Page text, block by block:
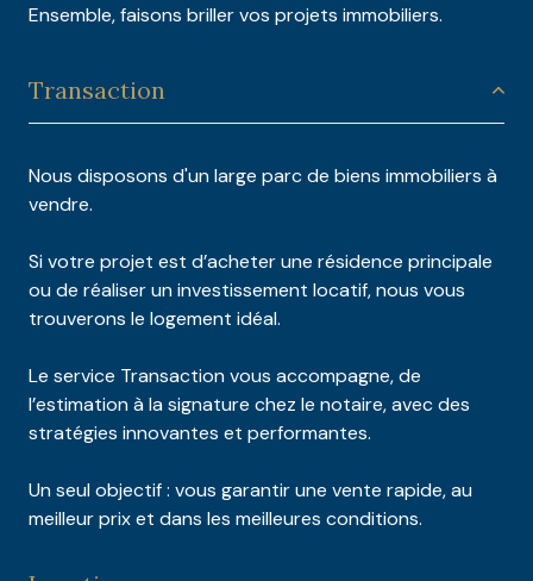
Ensemble, faisons briller vos projets immobiliers.
Transaction
Nous disposons d'un large parc de biens immobiliers à
vendre.
Si votre projet est d’acheter une résidence principale
ou de réaliser un investissement locatif, nous vous
trouverons le logement idéal.
Le service Transaction vous accompagne, de
l’estimation à la signature chez le notaire, avec des
stratégies innovantes et performantes.
Un seul objectif : vous garantir une vente rapide, au
meilleur prix et dans les meilleures conditions.